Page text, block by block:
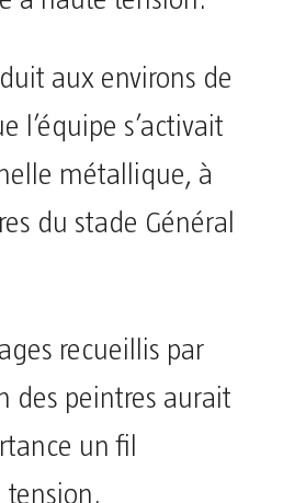
aux environs de
l’équipe s’activait
métallique, à
du stade Général
recueillis par
des peintres aurait
un fil
tension.